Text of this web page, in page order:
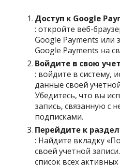
Доступ к Google
: откройте веб-
Google Payments или
Google Payments на
Войдите в свою
: войдите в систему,
данные своей
Убедитесь, что вы
запись, связанную с
подписками.
Перейдите к
: Найдите вкладку
своей учетной
список всех